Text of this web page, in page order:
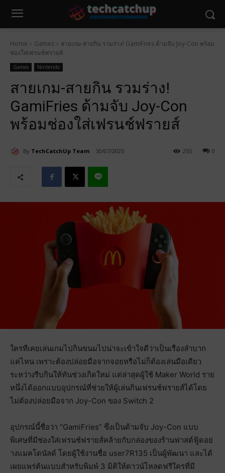
Home Games
สายเกม-สายกิน รวมร่าง! GamiFries ด้ามจับ Joy-Con พร้อม
ช่องใส่เฟรนช์ฟรายส์
Games Nintendo
สายเกม-สายกิน รวมร่าง!
GamiFries ด้ามจับ Joy-Con
พร้อมช่องใส่เฟรนช์ฟรายส์
By TechCatchUp Team 30/07/2025 0
255
ใครที่เคยเล่นเกมไปกินขนมไปน่าจะเข้าใจดีว่าเป็นเรื่องลำบาก
แค่ไหน เพราะต้องปล่อยมือจากจอยหรือไม่ก็ต้องเล่นมือเดียว
ระหว่างรีบกินให้ทันช่วงเกิดใหม่ แต่ล่าสุดผู้ใช้ Maker World ราย
หนึ่งได้ออกแบบอุปกรณ์ที่ช่วยให้ผู้เล่นกินเฟรนช์ฟรายส์ได้โดย
ไม่ต้องปล่อยมือจาก Joy-Con ของ Switch 2
อุปกรณ์นี้ชื่อว่า “GamiFries” ซึ่งเป็นด้ามจับ Joy-Con แบบ
พิเศษที่มีช่องใส่เฟรนช์ฟรายส์คล้ายกับกล่องของร้านฟาสต์ฟู้ดอย่
างแมคโดนัลด์ โดยผู้ใช้งานชื่อ user7R135 เป็นผู้พัฒนา และได้
เผยแพร่ต้นแบบสำหรับพิมพ์ 3 มิติให้ดาวน์โหลดฟรีใครที่มี